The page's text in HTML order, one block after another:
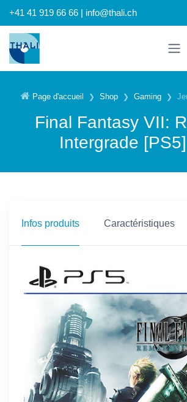
+41 41 919 66 66 | info@thali.ch
Page d'accueil Shop Gaming
Final Fantasy VII:
Intergrade
Infos produits Caractéristiques